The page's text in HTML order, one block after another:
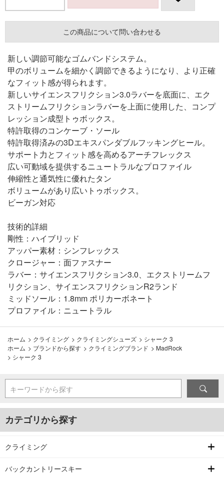
この商品について問い合わせる
新しい調節可能なゴムバンドシステム。
甲のボリュームを細かく調節できるようになり、より正確
なフィット感が得られます。
新しいサイエンスフリクション3.0ラバーを底面に、エク
ストリームフリクションラバーを上面に使用した、コンプ
レッション成型トゥボックス。
特許取得のコンケーブ・ソール
特許取得済みの3Dエキスパンダブルフッキングヒール。
サポート力とフィット感を高めるアーチフレックス
広い可動域を提供するニュートラルなプロファイル
伸縮性と通気性に優れたタン
ボリュームがあり広いトゥボックス。
ビーガン対応
技術的詳細
剛性：ハイブリッド
アッパー素材：シンフレックス
クロージャー：面ファスナー
ラバー：サイエンスフリクション3.0、エクストリームフ
リクション、サイエンスフリクションR2ランド
ミッドソール：1.8mm ポリカーボネート
プロファイル：ニュートラル
ホーム > クライミング > クライミングシューズ > シャーク 3
ホーム > ブランドから探す > クライミングブランド > MadRock
> シャーク 3
キーワードから探す
カテゴリから探す
クライミング
バックカントリースキー